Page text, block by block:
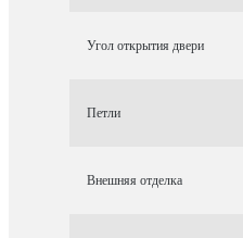
Угол открытия двери
Петли
Внешняя отделка